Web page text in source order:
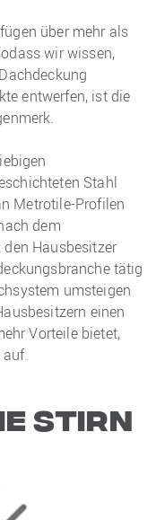
über mehr als
wir wissen,
entwerfen, ist die
Stahl
Metrotile-Profilen
dem
Hausbesitzer
tätig
umsteigen
einen
Vorteile bietet,
Stirn